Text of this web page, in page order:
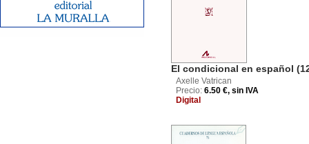
El condicional en español
Axelle Vatrican
Precio: 6.50 €, sin IVA
Digital